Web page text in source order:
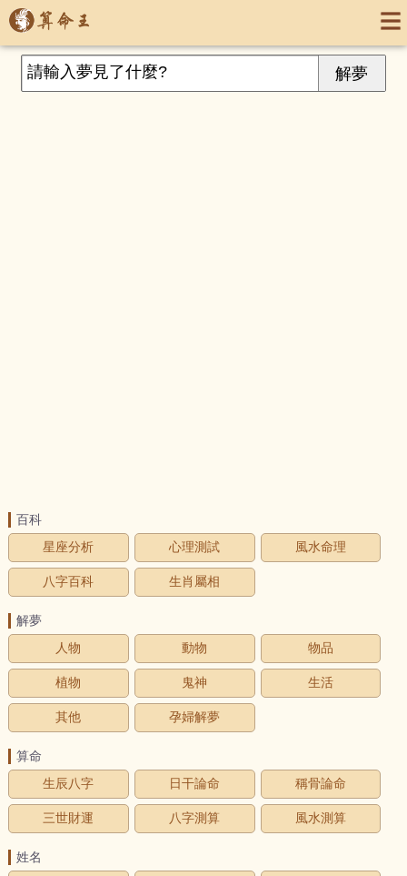
百科
星座分析
心理測試 風水命理
八字百科 生肖屬相
解夢
人物
動物 物品
植物 鬼神 生活
其他 孕婦解夢
算命
生辰八字
日干論命 稱骨論命
三世財運 八字測算 風水測算
姓名